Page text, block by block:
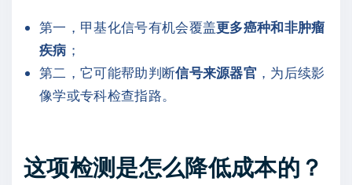
第一，甲基化信号有机会覆盖更多癌种和非肿瘤
疾病 ；
第二，它可能帮助判断信号来源器官 ，为后续影
像学或专科检查指路。
这项检测是怎么降低成本的？